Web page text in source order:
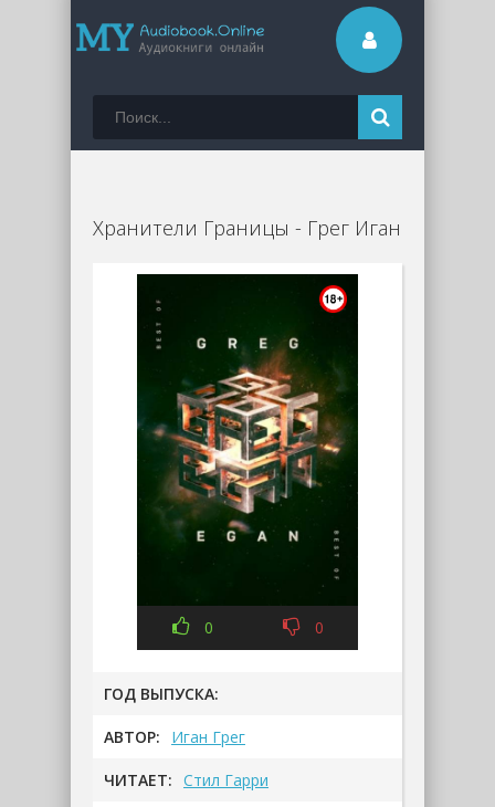
Хранители Границы - Грег Иган
0 0
ГОД ВЫПУСКА:
АВТОР: Иган Грег
ЧИТАЕТ: Стил Гарри